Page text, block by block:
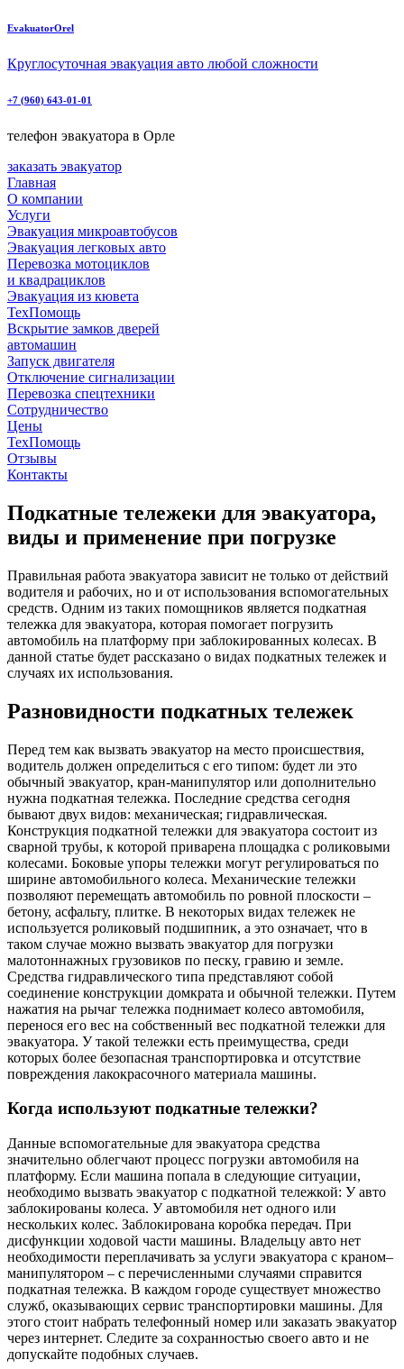
EvakuatorOrel
Круглосуточная эвакуация авто любой сложности
+7 (960) 643-01-01
телефон эвакуатора в Орле
заказать эвакуатор
Главная
О компании
Услуги
Эвакуация микроавтобусов
Эвакуация легковых авто
Перевозка мотоциклов
и квадрациклов
Эвакуация из кювета
ТехПомощь
Вскрытие замков дверей
автомашин
Запуск двигателя
Отключение сигнализации
Перевозка спецтехники
Сотрудничество
Цены
ТехПомощь
Отзывы
Контакты
Подкатные тележеки для эвакуатора,
виды и применение при погрузке
Правильная работа эвакуатора зависит не только от действий
водителя и рабочих, но и от использования вспомогательных
средств. Одним из таких помощников является подкатная
тележка для эвакуатора, которая помогает погрузить
автомобиль на платформу при заблокированных колесах. В
данной статье будет рассказано о видах подкатных тележек и
случаях их использования.
Разновидности подкатных тележек
Перед тем как вызвать эвакуатор на место происшествия,
водитель должен определиться с его типом: будет ли это
обычный эвакуатор, кран-манипулятор или дополнительно
нужна подкатная тележка. Последние средства сегодня
бывают двух видов: механическая; гидравлическая.
Конструкция подкатной тележки для эвакуатора состоит из
сварной трубы, к которой приварена площадка с роликовыми
колесами. Боковые упоры тележки могут регулироваться по
ширине автомобильного колеса. Механические тележки
позволяют перемещать автомобиль по ровной плоскости –
бетону, асфальту, плитке. В некоторых видах тележек не
используется роликовый подшипник, а это означает, что в
таком случае можно вызвать эвакуатор для погрузки
малотоннажных грузовиков по песку, гравию и земле.
Средства гидравлического типа представляют собой
соединение конструкции домкрата и обычной тележки. Путем
нажатия на рычаг тележка поднимает колесо автомобиля,
перенося его вес на собственный вес подкатной тележки для
эвакуатора. У такой тележки есть преимущества, среди
которых более безопасная транспортировка и отсутствие
повреждения лакокрасочного материала машины.
Когда используют подкатные тележки?
Данные вспомогательные для эвакуатора средства
значительно облегчают процесс погрузки автомобиля на
платформу. Если машина попала в следующие ситуации,
необходимо вызвать эвакуатор с подкатной тележкой: У авто
заблокированы колеса. У автомобиля нет одного или
нескольких колес. Заблокирована коробка передач. При
дисфункции ходовой части машины. Владельцу авто нет
необходимости переплачивать за услуги эвакуатора с краном–
манипулятором – с перечисленными случаями справится
подкатная тележка. В каждом городе существует множество
служб, оказывающих сервис транспортировки машины. Для
этого стоит набрать телефонный номер или заказать эвакуатор
через интернет. Следите за сохранностью своего авто и не
допускайте подобных случаев.